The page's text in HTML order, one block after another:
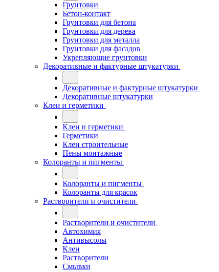
Грунтовки
Бетон-контакт
Грунтовки для бетона
Грунтовки для дерева
Грунтовки для металла
Грунтовки для фасадов
Укрепляющие грунтовки
Декоративные и фактурные штукатурки
Декоративные и фактурные штукатурки
Декоративные штукатурки
Клеи и герметики
Клеи и герметики
Герметики
Клеи строительные
Пены монтажные
Колоранты и пигменты
Колоранты и пигменты
Колоранты для красок
Растворители и очистители
Растворители и очистители
Автохимия
Антивысолы
Клеи
Растворители
Смывки